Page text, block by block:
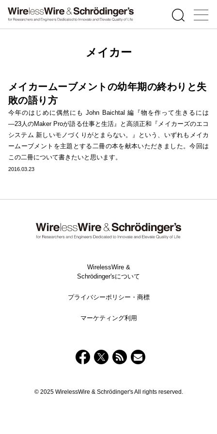
メイカー
メイカームーブメントの幼年期の終わりと失
敗の語り方
今年のはじめに偶然にも John Baichtal 編『物を作って生きるには
―23人のMaker Proが語る仕事と生活』と高須正和『メイカーズのエコ
システム 新しいモノづくりがとまらない。』という、いずれもメイカ
ームーブメントを主題とする二冊の本を献本いただきました。今回は
この二冊について書きたいと思います。
2016.03.23
WirelessWire &
Schrödinger'sについて
プライバシーポリシー・商標
マーケティング利用
© 2025 WirelessWire & Schrödinger's All rights reserved.